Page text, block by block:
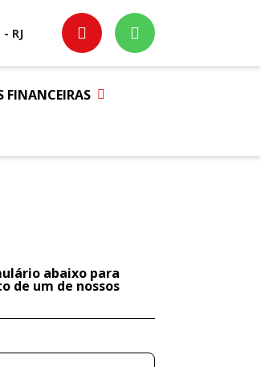
- RJ
FINANCEIRAS
abaixo para
de um de nossos